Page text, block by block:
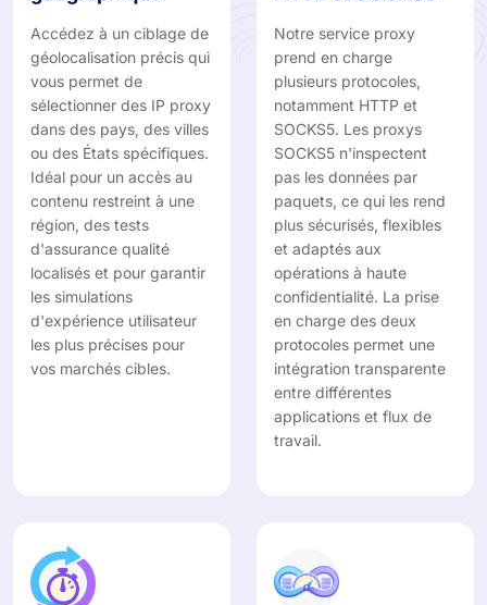
Accédez à un ciblage de
géolocalisation précis qui
vous permet de
sélectionner des IP proxy
dans des pays, des villes
ou des États spécifiques.
Idéal pour un accès au
contenu restreint à une
région, des tests
d'assurance qualité
localisés et pour garantir
les simulations
d'expérience utilisateur
les plus précises pour
vos marchés cibles.
Notre service proxy
prend en charge
plusieurs protocoles,
notamment HTTP et
SOCKS5. Les proxys
SOCKS5 n'inspectent
pas les données par
paquets, ce qui les rend
plus sécurisés, flexibles
et adaptés aux
opérations à haute
confidentialité. La prise
en charge des deux
protocoles permet une
intégration transparente
entre différentes
applications et flux de
travail.